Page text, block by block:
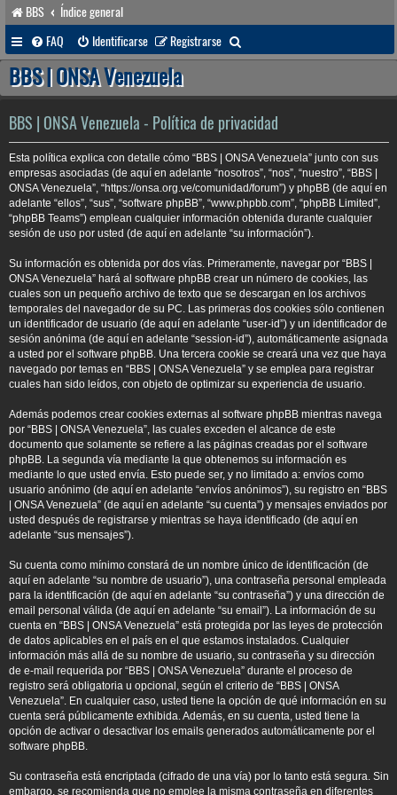
BBS
Índice general
FAQ
Identificarse Registrarse
u
a
r
BBS | ONSA Venezuela
BBS | ONSA Venezuela - Política de privacidad
Esta política explica con detalle cómo “BBS | ONSA Venezuela” junto con sus
empresas asociadas (de aquí en adelante “nosotros”, “nos”, “nuestro”, “BBS |
ONSA Venezuela”, “https://onsa.org.ve/comunidad/forum”) y phpBB (de aquí en
adelante “ellos”, “sus”, “software phpBB”, “www.phpbb.com”, “phpBB Limited”,
“phpBB Teams”) emplean cualquier información obtenida durante cualquier
sesión de uso por usted (de aquí en adelante “su información”).
Su información es obtenida por dos vías. Primeramente, navegar por “BBS |
ONSA Venezuela” hará al software phpBB crear un número de cookies, las
cuales son un pequeño archivo de texto que se descargan en los archivos
temporales del navegador de su PC. Las primeras dos cookies sólo contienen
un identificador de usuario (de aquí en adelante “user-id”) y un identificador de
sesión anónima (de aquí en adelante “session-id”), automáticamente asignada
a usted por el software phpBB. Una tercera cookie se creará una vez que haya
navegado por temas en “BBS | ONSA Venezuela” y se emplea para registrar
cuales han sido leídos, con objeto de optimizar su experiencia de usuario.
Además podemos crear cookies externas al software phpBB mientras navega
por “BBS | ONSA Venezuela”, las cuales exceden el alcance de este
documento que solamente se refiere a las páginas creadas por el software
phpBB. La segunda vía mediante la que obtenemos su información es
mediante lo que usted envía. Esto puede ser, y no limitado a: envíos como
usuario anónimo (de aquí en adelante “envíos anónimos”), su registro en “BBS
| ONSA Venezuela” (de aquí en adelante “su cuenta”) y mensajes enviados por
usted después de registrarse y mientras se haya identificado (de aquí en
adelante “sus mensajes”).
Su cuenta como mínimo constará de un nombre único de identificación (de
aquí en adelante “su nombre de usuario”), una contraseña personal empleada
para la identificación (de aquí en adelante “su contraseña”) y una dirección de
email personal válida (de aquí en adelante “su email”). La información de su
cuenta en “BBS | ONSA Venezuela” está protegida por las leyes de protección
de datos aplicables en el país en el que estamos instalados. Cualquier
información más allá de su nombre de usuario, su contraseña y su dirección
de e-mail requerida por “BBS | ONSA Venezuela” durante el proceso de
registro será obligatoria u opcional, según el criterio de “BBS | ONSA
Venezuela”. En cualquier caso, usted tiene la opción de qué información en su
cuenta será públicamente exhibida. Además, en su cuenta, usted tiene la
opción de activar o desactivar los emails generados automáticamente por el
software phpBB.
Su contraseña está encriptada (cifrado de una vía) por lo tanto está segura. Sin
embargo, se recomienda que no emplee la misma contraseña en diferentes